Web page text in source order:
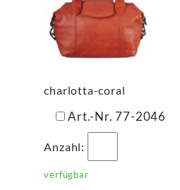
charlotta-coral
Art.-Nr. 77-2046
Anzahl:
verfügbar